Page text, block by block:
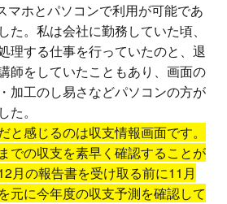
マホとパソコンで利用が可能であ
た。私は会社に勤務していた頃、
理する仕事を行っていたのと、退
師をしていたこともあり、画面の
加工のし易さなどパソコンの方が
。
と感じるのは収支情報画面です。
での収支を素早く確認することが
月の報告書を受け取る前に11月
元に今年度の収支予測を確認して